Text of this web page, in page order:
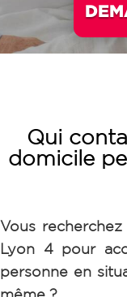
Qui
domicile
Vous
Lyon 4 pour
personne en
même ?